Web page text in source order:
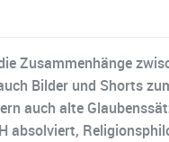
Zusammenhänge
Bilder und Shorts
auch alte
absolviert,